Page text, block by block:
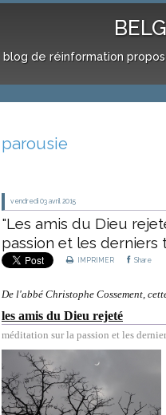
blog de réinformation
parousie
vendredi 03 avril 2015
"Les amis du Dieu
passion et les derniers
IMPRIMER Share
De l'abbé Christophe Cossement,
les amis du Dieu rejeté
méditation sur la passion et les